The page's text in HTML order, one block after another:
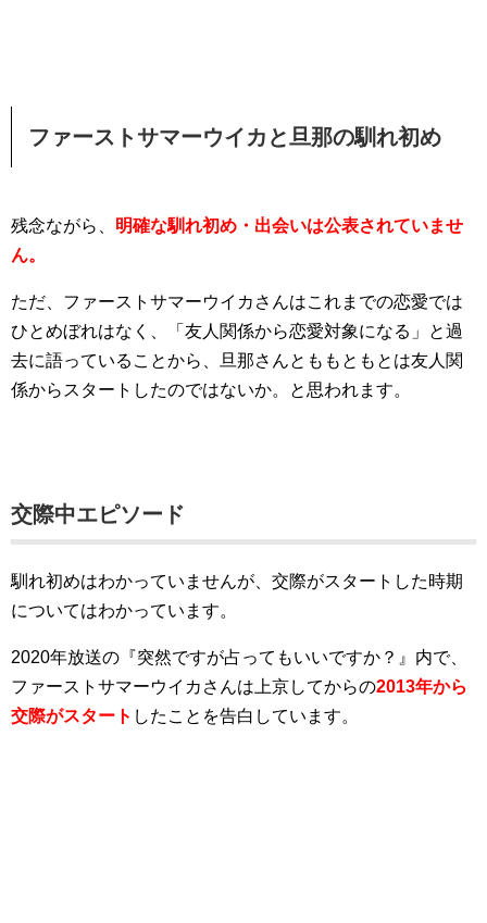
ファーストサマーウイカと旦那の馴れ初め
残念ながら、 明確な馴れ初め・出会いは公表されていませ
ん。
ただ、ファーストサマーウイカさんはこれまでの恋愛では
ひとめぼれはなく、「友人関係から恋愛対象になる」と過
去に語っていることから、旦那さんとももともとは友人関
係からスタートしたのではないか。と思われます。
交際中エピソード
馴れ初めはわかっていませんが、交際がスタートした時期
についてはわかっています。
2020年放送の『突然ですが占ってもいいですか？』内で、
ファーストサマーウイカさんは上京してからの2013年から
交際がスタート したことを告白しています。